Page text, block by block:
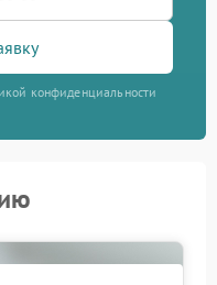
конфиденциальности